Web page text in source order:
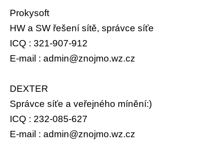
Prokysoft
HW a SW řešení sítě, správce síťe
ICQ : 321-907-912
E-mail : admin@znojmo.wz.cz
DEXTER
Správce síťe a veřejného mínění:)
ICQ : 232-085-627
E-mail : admin@znojmo.wz.cz